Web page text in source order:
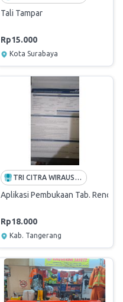
Tali Tampar
Rp15.000
Kota Surabaya
TRI CITRA WIRAUSAHA NASIONAL
Aplikasi Pembukaan Tab.
Rp18.000
Kab. Tangerang